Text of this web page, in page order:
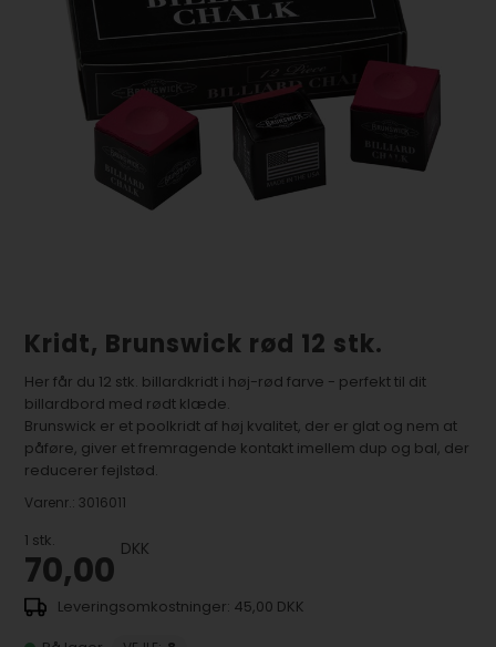
Kridt, Brunswick rød 12 stk.
Her får du 12 stk. billardkridt i høj-rød farve - perfekt til dit
billardbord med rødt klæde.
Brunswick er et poolkridt af høj kvalitet, der er glat og nem at
påføre, giver et fremragende kontakt imellem dup og bal, der
reducerer fejlstød.
Varenr.: 3016011
1 stk.
70,00 DKK
45,00 DKK